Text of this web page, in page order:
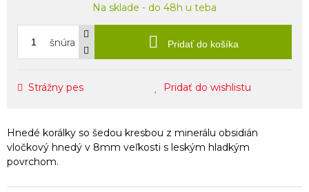
Na sklade - do 48h u teba
šnúra Pridať do košíka
Strážny pes Pridať do wishlistu
Hnedé korálky so šedou kresbou z minerálu obsidián
vločkový hnedý v 8mm veľkosti s leským hladkým
povrchom.